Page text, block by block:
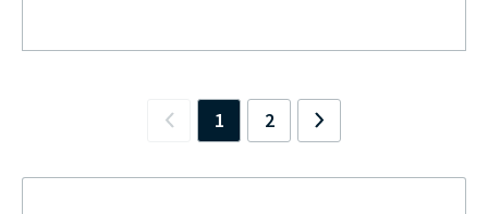
Previous
1 2 Next